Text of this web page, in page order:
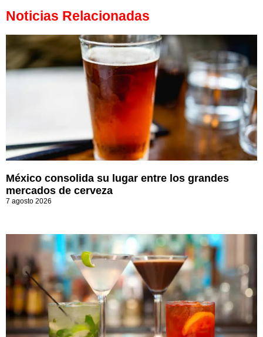
Noticias Relacionadas
México consolida su lugar entre los grandes
mercados de cerveza
7 agosto 2026